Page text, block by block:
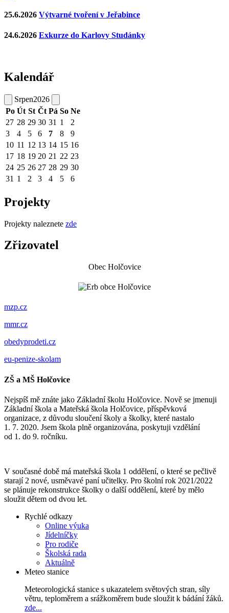
25.6.2026 Výtvarné tvoření v Jeřabince
24.6.2026 Exkurze do Karlovy Studánky
Kalendář
Srpen2026
Po Út St Čt Pá So Ne
27 28 29 30 31 1
2
3
4 5 6 7 8
9
10 11 12 13 14 15 16
17 18 19 20 21 22 23
24 25 26 27 28 29 30
31 1 2 3 4 5 6
Projekty
Projekty naleznete zde
Zřizovatel
Obec Holčovice
mzp.cz
mmr.cz
obedyprodeti.cz
eu-penize-skolam
ZŠ a MŠ Holčovice
Nejspíš mě znáte jako Základní školu Holčovice. Nově se jmenuji
Základní škola a Mateřská škola Holčovice, příspěvková
organizace, z důvodu sloučení školy a školky, které nastalo
1. 7. 2020. Jsem škola plně organizována, poskytuji vzdělání
od 1. do 9. ročníku.
V současné době má mateřská škola 1 oddělení, o které se pečlivě
starají 2 nové, usměvavé paní učitelky. Pro školní rok 2021/2022
se plánuje rekonstrukce školky o další oddělení, které by mělo
sloužit dětem od dvou let.
Rychlé odkazy
Online výuka
Jídelníčky
Pro rodiče
Školská rada
Aktuálně
Meteo stanice
Meteorologická stanice s ukazatelem světových stran, síly
větru, teploměrem a srážkoměrem bude sloužit k bádání žáků.
zde...